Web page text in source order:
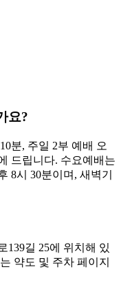
요?
분, 주일 2부 예배 오
드립니다. 수요예배는
8시 30분이며, 새벽기
139길 25에 위치해 있
약도 및 주차 페이지